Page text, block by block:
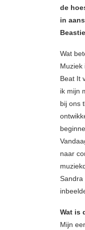
de
in
Wat
Muziek
Beat It
ik mijn
bij ons
naar
Sandra
Wat is
Mijn